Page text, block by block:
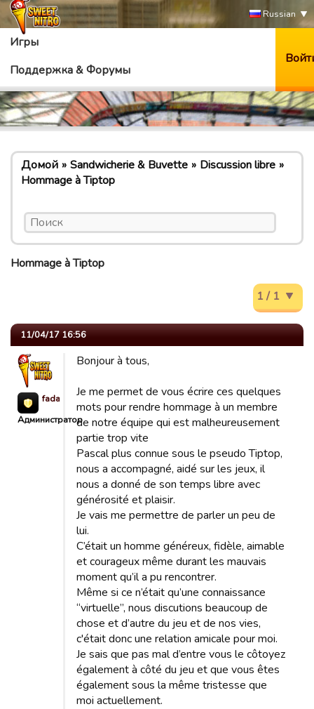
Russian
Игры
Поддержка & Форумы
Домой Sandwicherie & Buvette
Discussion libre
Hommage à Tiptop
Hommage à Tiptop
1 / 1
11/04/17 16:56
fada623
Администратор
Bonjour à tous,
Je me permet de vous écrire ces quelques
mots pour rendre hommage à un membre
de notre équipe qui est malheureusement
partie trop vite
Pascal plus connue sous le pseudo Tiptop,
nous a accompagné, aidé sur les jeux, il
nous a donné de son temps libre avec
générosité et plaisir.
Je vais me permettre de parler un peu de
lui.
C’était un homme généreux, fidèle, aimable
et courageux même durant les mauvais
moment qu’il a pu rencontrer.
Même si ce n’était qu’une connaissance
“virtuelle”, nous discutions beaucoup de
chose et d’autre du jeu et de nos vies,
c'était donc une relation amicale pour moi.
Je sais que pas mal d’entre vous le côtoyez
également à côté du jeu et que vous êtes
également sous la même tristesse que
moi actuellement.